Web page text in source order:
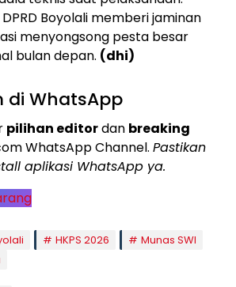
Boyolali memberi jaminan
menyongsong pesta besar
bulan depan. (dhi)
di WhatsApp
pilihan editordan breaking
WhatsApp Channel. Pastikan
aplikasi WhatsApp ya.
HKPS 2026
Munas SWI